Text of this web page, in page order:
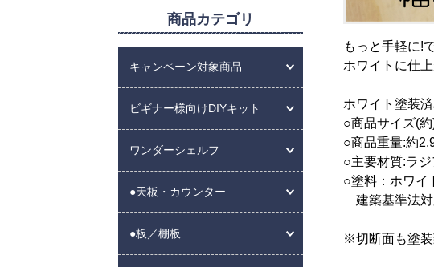
もっと手軽に!
ホワイトに仕
ホワイト塗装
○商品サイズ(
○商品重量:約
○主要材質:ラ
○塗料：ホワ
建築基準法
※切断面も塗装
商品カテゴリ
キャンペーン対象商品
ビギナー様向けDIYキット
ワンダーシェルフ
●天板・カウンター
●板／棚板